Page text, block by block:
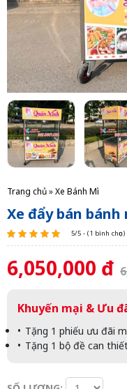
Trang chủ»Xe Bánh Mì
Xe đẩy bán bánh
5/5 - (1 bình chọn)
6,050,000 đ
Khuyến mại & Ưu
Tặng 1 phiếu ưu đãi
Tặng 1 bộ đề can